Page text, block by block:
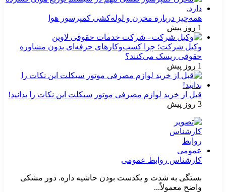
همه‌چیز درباره مخزن و لوله‌کشی کمپرسور هوا
1 روز پیش
وکیل شرکت؛ چرا کسب‌وکارهای حرفه‌ای بدون مشاوره
حقوقی ریسک می‌کنند؟
1 روز پیش
قبل از خرید لوازم مصرفی موتور سیکلت این نکات را بدانید!
3 روز پیش
کارشناس روابط عمومی
بستگی به شدت و یکدست بودن حاشیه داره. دور مشکی
واضح معمولاً...